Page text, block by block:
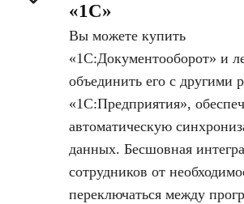
«1С»
Вы можете купить
«1С:Документооборот» и
объединить его с другими
«1С:Предприятия»,
автоматическую
данных. Бесшовная
сотрудников от
переключаться между